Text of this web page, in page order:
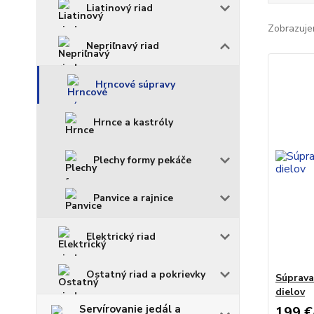
Liatinový riad
Nepriľnavý riad
Hrncové súpravy
Hrnce a kastróly
Plechy formy pekáče
Panvice a rajnice
Elektrický riad
Ostatný riad a pokrievky
Servírovanie jedál a
dielov